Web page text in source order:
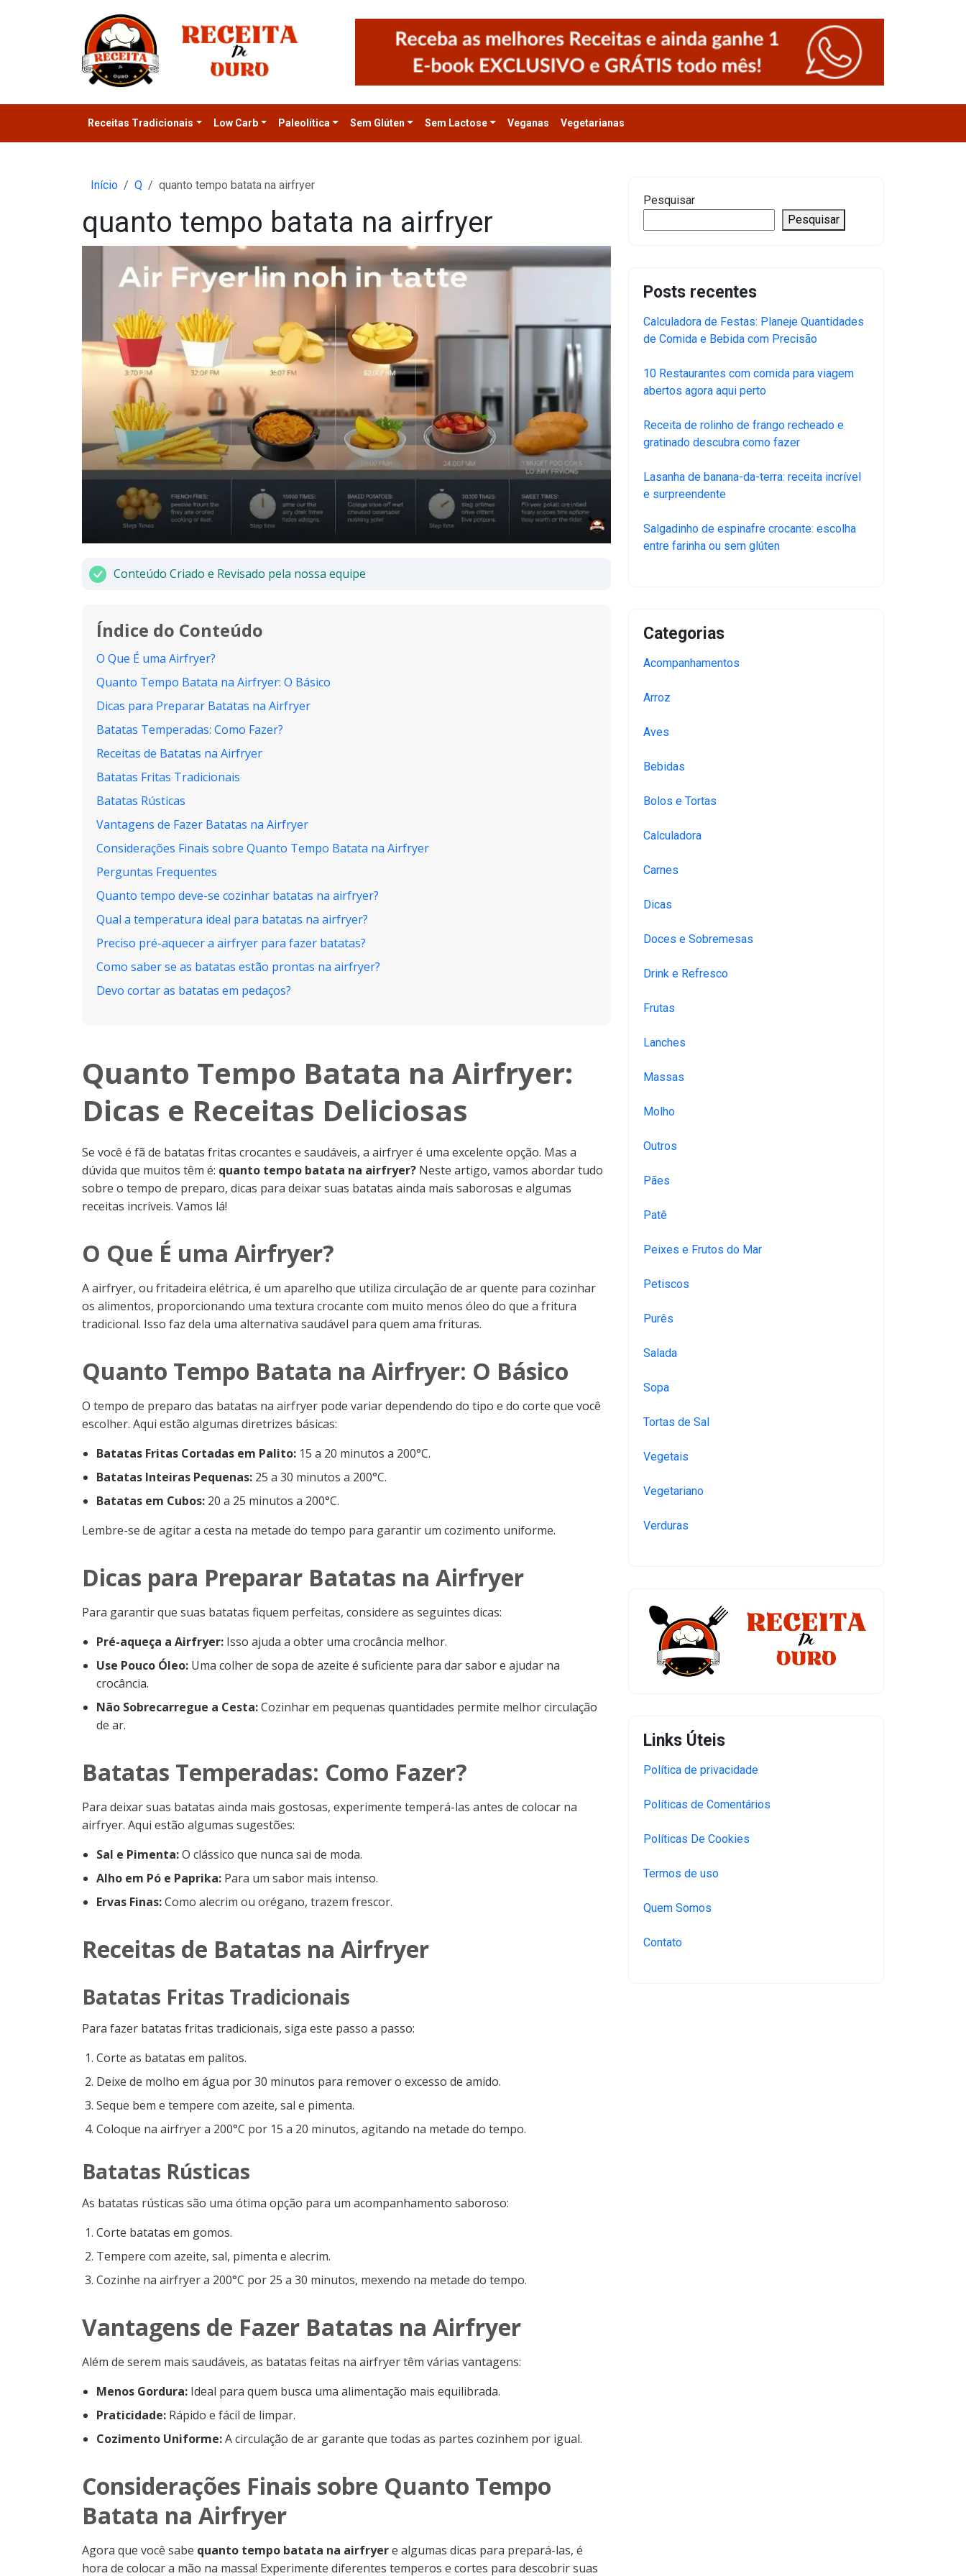
Receitas Tradicionais Low Carb Paleolítica Sem Glúten Sem Lactose Veganas Vegetarianas
Início Q quanto tempo batata na airfryer
quanto tempo batata na airfryer
Conteúdo Criado e Revisado pela nossa equipe
Índice do Conteúdo
O Que É uma Airfryer?
Quanto Tempo Batata na Airfryer: O Básico
Dicas para Preparar Batatas na Airfryer
Batatas Temperadas: Como Fazer?
Receitas de Batatas na Airfryer
Batatas Fritas Tradicionais
Batatas Rústicas
Vantagens de Fazer Batatas na Airfryer
Considerações Finais sobre Quanto Tempo Batata na Airfryer
Perguntas Frequentes
Quanto tempo deve-se cozinhar batatas na airfryer?
Qual a temperatura ideal para batatas na airfryer?
Preciso pré-aquecer a airfryer para fazer batatas?
Como saber se as batatas estão prontas na airfryer?
Devo cortar as batatas em pedaços?
Quanto Tempo Batata na Airfryer:
Dicas e Receitas Deliciosas
Se você é fã de batatas fritas crocantes e saudáveis, a airfryer é uma excelente opção. Mas a
dúvida que muitos têm é: quanto tempo batata na airfryer? Neste artigo, vamos abordar tudo
sobre o tempo de preparo, dicas para deixar suas batatas ainda mais saborosas e algumas
receitas incríveis. Vamos lá!
O Que É uma Airfryer?
A airfryer, ou fritadeira elétrica, é um aparelho que utiliza circulação de ar quente para cozinhar
os alimentos, proporcionando uma textura crocante com muito menos óleo do que a fritura
tradicional. Isso faz dela uma alternativa saudável para quem ama frituras.
Quanto Tempo Batata na Airfryer: O Básico
O tempo de preparo das batatas na airfryer pode variar dependendo do tipo e do corte que você
escolher. Aqui estão algumas diretrizes básicas:
Batatas Fritas Cortadas em Palito: 15 a 20 minutos a 200°C.
Batatas Inteiras Pequenas: 25 a 30 minutos a 200°C.
Batatas em Cubos: 20 a 25 minutos a 200°C.
Lembre-se de agitar a cesta na metade do tempo para garantir um cozimento uniforme.
Dicas para Preparar Batatas na Airfryer
Para garantir que suas batatas fiquem perfeitas, considere as seguintes dicas:
Pré-aqueça a Airfryer: Isso ajuda a obter uma crocância melhor.
Use Pouco Óleo: Uma colher de sopa de azeite é suficiente para dar sabor e ajudar na
crocância.
Não Sobrecarregue a Cesta:Cozinhar em pequenas quantidades permite melhor circulação
de ar.
Batatas Temperadas: Como Fazer?
Para deixar suas batatas ainda mais gostosas, experimente temperá-las antes de colocar na
airfryer. Aqui estão algumas sugestões:
Sal e Pimenta:O clássico que nunca sai de moda.
Alho em Pó e Paprika: Para um sabor mais intenso.
Ervas Finas:Como alecrim ou orégano, trazem frescor.
Receitas de Batatas na Airfryer
Batatas Fritas Tradicionais
Para fazer batatas fritas tradicionais, siga este passo a passo:
Corte as batatas em palitos.
Deixe de molho em água por 30 minutos para remover o excesso de amido.
Seque bem e tempere com azeite, sal e pimenta.
Coloque na airfryer a 200°C por 15 a 20 minutos, agitando na metade do tempo.
Batatas Rústicas
As batatas rústicas são uma ótima opção para um acompanhamento saboroso:
Corte batatas em gomos.
Tempere com azeite, sal, pimenta e alecrim.
Cozinhe na airfryer a 200°C por 25 a 30 minutos, mexendo na metade do tempo.
Vantagens de Fazer Batatas na Airfryer
Além de serem mais saudáveis, as batatas feitas na airfryer têm várias vantagens:
Menos Gordura: Ideal para quem busca uma alimentação mais equilibrada.
Praticidade: Rápido e fácil de limpar.
Cozimento Uniforme:A circulação de ar garante que todas as partes cozinhem por igual.
Considerações Finais sobre Quanto Tempo
Batata na Airfryer
Agora que você sabe quanto tempo batata na airfryere algumas dicas para prepará-las, é
hora de colocar a mão na massa! Experimente diferentes temperos e cortes para descobrir suas
Pesquisar
Pesquisar
Posts recentes
Calculadora de Festas: Planeje Quantidades
de Comida e Bebida com Precisão
10 Restaurantes com comida para viagem
abertos agora aqui perto
Receita de rolinho de frango recheado e
gratinado descubra como fazer
Lasanha de banana-da-terra: receita incrível
e surpreendente
Salgadinho de espinafre crocante: escolha
entre farinha ou sem glúten
Categorias
Acompanhamentos
Arroz
Aves
Bebidas
Bolos e Tortas
Calculadora
Carnes
Dicas
Doces e Sobremesas
Drink e Refresco
Frutas
Lanches
Massas
Molho
Outros
Pães
Patê
Peixes e Frutos do Mar
Petiscos
Purês
Salada
Sopa
Tortas de Sal
Vegetais
Vegetariano
Verduras
Links Úteis
Política de privacidade
Políticas de Comentários
Políticas De Cookies
Termos de uso
Quem Somos
Contato